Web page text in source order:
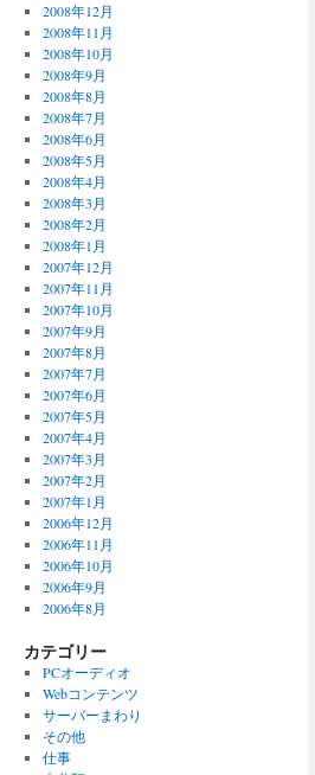
2008年12月
2008年11月
2008年10月
2008年9月
2008年8月
2008年7月
2008年6月
2008年5月
2008年4月
2008年3月
2008年2月
2008年1月
2007年12月
2007年11月
2007年10月
2007年9月
2007年8月
2007年7月
2007年6月
2007年5月
2007年4月
2007年3月
2007年2月
2007年1月
2006年12月
2006年11月
2006年10月
2006年9月
2006年8月
カテゴリー
PCオーディオ
Webコンテンツ
サーバーまわり
その他
仕事